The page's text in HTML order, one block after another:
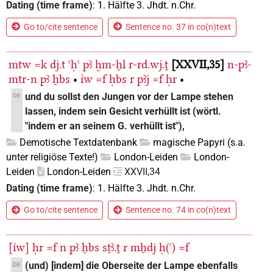
Dating (time frame): 1. Hälfte 3. Jhdt. n.Chr.
Go to/cite sentence Sentence no. 37 in co(n)text
mtw =k dj.t ꜥḥꜥ pꜣ ḫm-ẖl r-rd.wj.ṱ XXVII,35 n-pꜣ-
mtr-n pꜣ ẖbs • ı͗w =f ḥbs r pꜣj =f ḥr •
DE und du sollst den Jungen vor der Lampe stehen
lassen, indem sein Gesicht verhüllt ist (wörtl.
"indem er an seinem G. verhüllt ist"),
Demotische Textdatenbank
magische Papyri (s.a.
unter religiöse Texte!)
London-Leiden
London-
Leiden
London-Leiden
XXVII,34
Dating (time frame): 1. Hälfte 3. Jhdt. n.Chr.
Go to/cite sentence Sentence no. 74 in co(n)text
[ı͗w] ḥr =f n pꜣ ẖbs sṯꜣ.ṱ r mẖdj ḥ(ꜥ) =f
DE
(und) [indem] die Oberseite der Lampe ebenfalls